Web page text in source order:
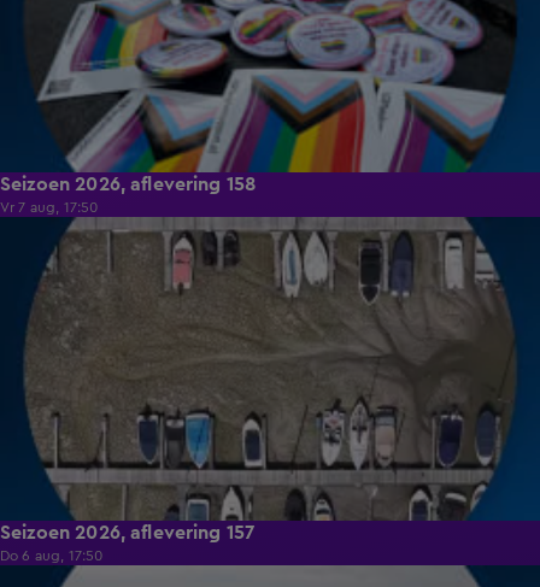
Seizoen 2026, aflevering 158
Vr 7 aug, 17:50
Seizoen 2026, aflevering 157
Do 6 aug, 17:50